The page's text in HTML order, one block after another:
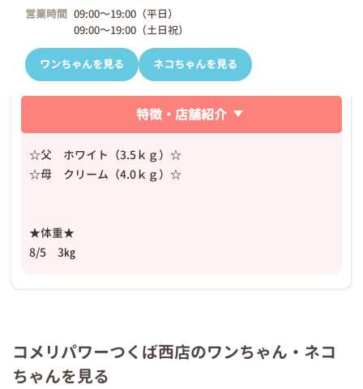
営業時間 09:00～19:00（平日）
09:00～19:00（土日祝）
ワンちゃんを見る ネコちゃんを見る
特徴・店舗紹介
☆父 ホワイト（3.5ｋｇ）☆
☆母 クリーム（4.0ｋｇ）☆
★体重★
8/5 3㎏
コメリパワーつくば西店のワンちゃん・ネコ
ちゃんを見る